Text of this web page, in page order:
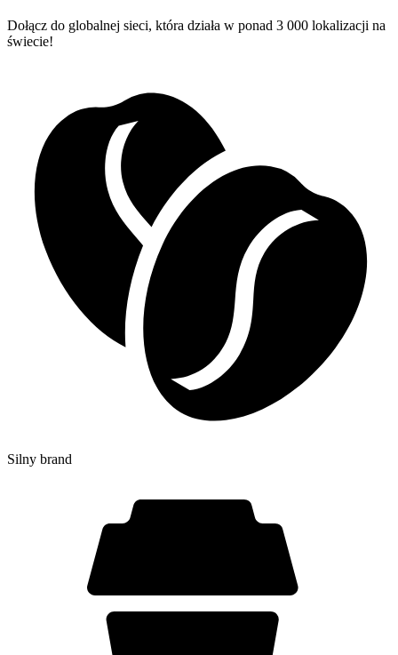
Dołącz do globalnej sieci, która działa w ponad 3 000 lokalizacji na
świecie!
Silny brand